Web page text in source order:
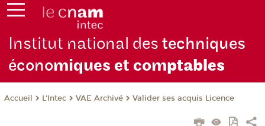
Institut national destechniques
économiques et comptables
Accueil L'Intec VAE Archivé Valider ses acquis Licence